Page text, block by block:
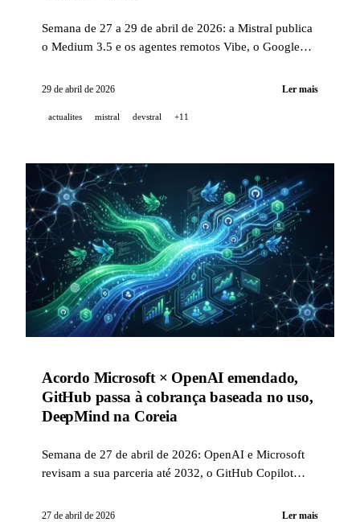
Semana de 27 a 29 de abril de 2026: a Mistral publica
o Medium 3.5 e os agentes remotos Vibe, o Google
Anthropic lança 8+ conectores MCP para profissionais
Omni e a ElevenLabs cria uma plataforma musical IA.
29 de abril de 2026 Ler mais
actualites mistral devstral +11
Acordo Microsoft × OpenAI emendado,
GitHub passa à cobrança baseada no uso,
DeepMind na Coreia
Semana de 27 de abril de 2026: OpenAI e Microsoft
revisam a sua parceria até 2032, o GitHub Copilot
e a DeepMind lança um campus de IA em Seul.
27 de abril de 2026 Ler mais